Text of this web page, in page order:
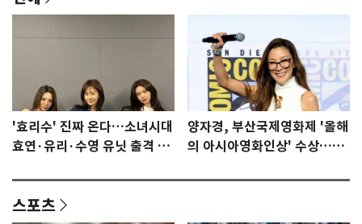
'효리수' 진짜 온다…소녀시대
효연·유리·수영 유닛 출격 [N
양자경, 부산국제영화제 '올해
의 아시아영화인상' 수상…15
스포츠